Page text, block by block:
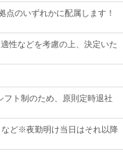
点のいずれかに配属します！
性などを考慮の上、決定いた
フト制のため、原則定時退社
ど※夜勤明け当日はそれ以降